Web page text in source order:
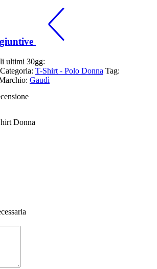
ultimi 30gg:
Categoria: T-Shirt - Polo Donna Tag:
Gaudì
Donna